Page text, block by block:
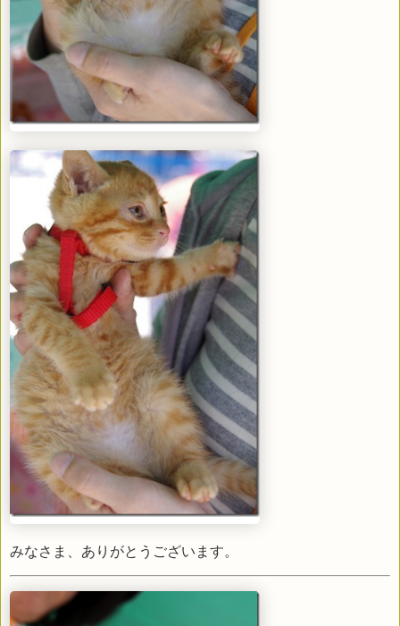
みなさま、ありがとうございます。